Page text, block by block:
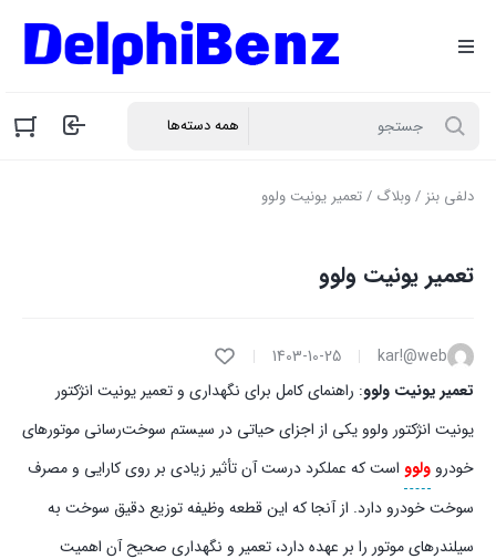
دلفی بنز /وبلاگ / تعمیر یونیت ولوو
تعمیر یونیت ولوو
kar!@web
1403-10-25
تعمیر یونیت ولوو: راهنمای کامل برای نگهداری و تعمیر یونیت انژکتور
یونیت انژکتور ولوو یکی از اجزای حیاتی در سیستم سوخت‌رسانی موتورهای
خودرو ولوو است که عملکرد درست آن تأثیر زیادی بر روی کارایی و مصرف
سوخت خودرو دارد. از آنجا که این قطعه وظیفه توزیع دقیق سوخت به
سیلندرهای موتور را بر عهده دارد، تعمیر و نگهداری صحیح آن اهمیت